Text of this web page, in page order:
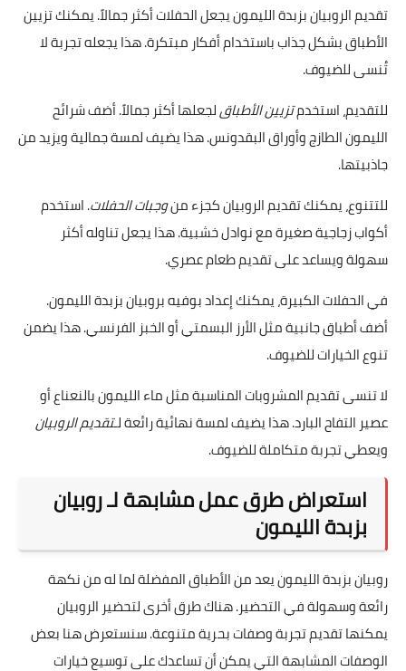
تقديم الروبيان بزبدة الليمون يجعل الحفلات أكثر جمالاً. يمكنك تزيين
الأطباق بشكل جذاب باستخدام أفكار مبتكرة. هذا يجعله تجربة لا
تُنسى للضيوف.
للتقديم، استخدمتزيين الأطباقلجعلها أكثر جمالاً. أضف شرائح
الليمون الطازج وأوراق البقدونس. هذا يضيف لمسة جمالية ويزيد من
جاذبيتها.
للتتنوع، يمكنك تقديم الروبيان كجزء منوجبات الحفلات. استخدم
أكواب زجاجية صغيرة مع نوادل خشبية. هذا يجعل تناوله أكثر
سهولة ويساعد على تقديم طعام عصري.
في الحفلات الكبيرة، يمكنك إعداد بوفيه بروبيان بزبدة الليمون.
أضف أطباق جانبية مثل الأرز البسمتي أو الخبز الفرنسي. هذا يضمن
تنوع الخيارات للضيوف.
لا تنسى تقديم المشروبات المناسبة مثل ماء الليمون بالنعناع أو
عصير التفاح البارد. هذا يضيف لمسة نهائية رائعة لـتقديم الروبيان
ويعطي تجربة متكاملة للضيوف.
استعراض طرق عمل مشابهة لـ روبيان
بزبدة الليمون
روبيان بزبدة الليمون يعد من الأطباق المفضلة لما له من نكهة
رائعة وسهولة في التحضير. هناك طرق أخرى لتحضير الروبيان
يمكنها تقديم تجربة وصفات بحرية متنوعة. سنستعرض هنا بعض
الوصفات المشابهة التي يمكن أن تساعدك على توسيع خيارات